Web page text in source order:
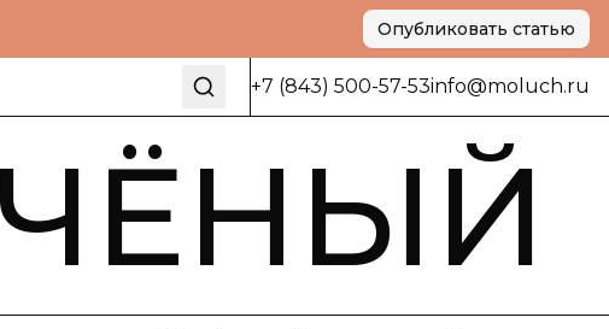
Опубликовать статью
+7 (843) 500-57-53info@moluch.ru